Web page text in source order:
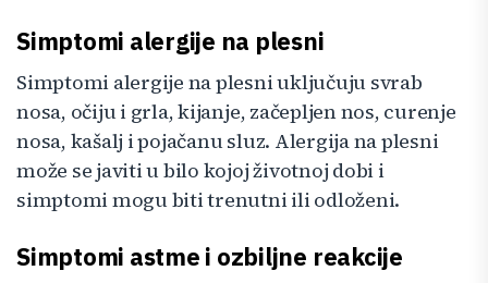
Simptomi alergije na plesni
Simptomi alergije na plesni uključuju svrab
nosa, očiju i grla, kijanje, začepljen nos, curenje
nosa, kašalj i pojačanu sluz. Alergija na plesni
može se javiti u bilo kojoj životnoj dobi i
simptomi mogu biti trenutni ili odloženi.
Simptomi astme i ozbiljne reakcije